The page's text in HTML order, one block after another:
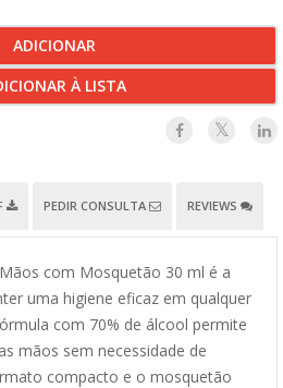
ADICIONAR
À LISTA
PEDIR CONSULTA REVIEWS
com Mosquetão 30 ml é a
uma higiene eficaz em qualquer
com 70% de álcool permite
mãos sem necessidade de
compacto e o mosquetão